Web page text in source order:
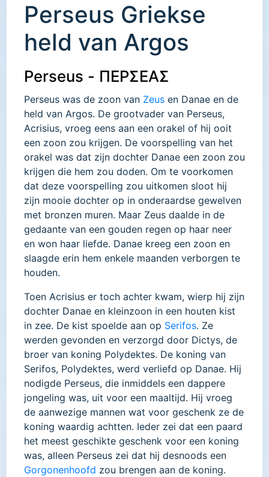
Perseus Griekse
held van Argos
Perseus - ΠΕΡΣΕΑΣ
Perseus was de zoon van Zeus en Danae en de
held van Argos. De grootvader van Perseus,
Acrisius, vroeg eens aan een orakel of hij ooit
een zoon zou krijgen. De voorspelling van het
orakel was dat zijn dochter Danae een zoon zou
krijgen die hem zou doden. Om te voorkomen
dat deze voorspelling zou uitkomen sloot hij
zijn mooie dochter op in onderaardse gewelven
met bronzen muren. Maar Zeus daalde in de
gedaante van een gouden regen op haar neer
en won haar liefde. Danae kreeg een zoon en
slaagde erin hem enkele maanden verborgen te
houden.
Toen Acrisius er toch achter kwam, wierp hij zijn
dochter Danae en kleinzoon in een houten kist
in zee. De kist spoelde aan op Serifos. Ze
werden gevonden en verzorgd door Dictys, de
broer van koning Polydektes. De koning van
Serifos, Polydektes, werd verliefd op Danae. Hij
nodigde Perseus, die inmiddels een dappere
jongeling was, uit voor een maaltijd. Hij vroeg
de aanwezige mannen wat voor geschenk ze de
koning waardig achtten. Ieder zei dat een paard
het meest geschikte geschenk voor een koning
was, alleen Perseus zei dat hij desnoods een
Gorgonenhoofd zou brengen aan de koning.